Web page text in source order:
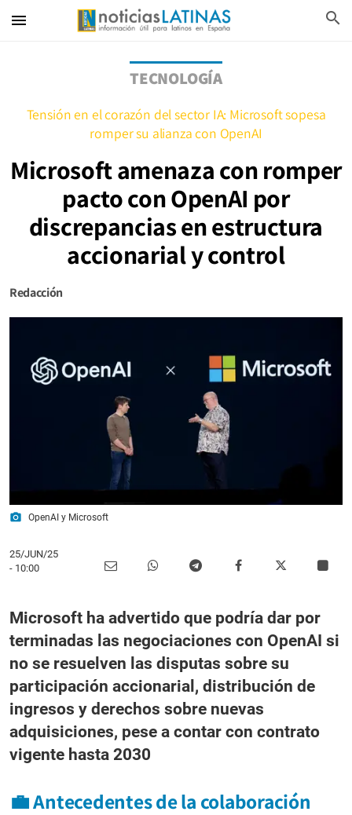
menu search
TECNOLOGÍA
Tensión en el corazón del sector IA: Microsoft sopesa
romper su alianza con OpenAI
Microsoft amenaza con romper
pacto con OpenAI por
discrepancias en estructura
accionarial y control
Redacción
photo_camera OpenAI y Microsoft
25/JUN/25
- 10:00
Microsoft ha advertido que podría dar por
terminadas las negociaciones con OpenAI si
no se resuelven las disputas sobre su
participación accionarial, distribución de
ingresos y derechos sobre nuevas
adquisiciones, pese a contar con contrato
vigente hasta 2030
💼 Antecedentes de la colaboración